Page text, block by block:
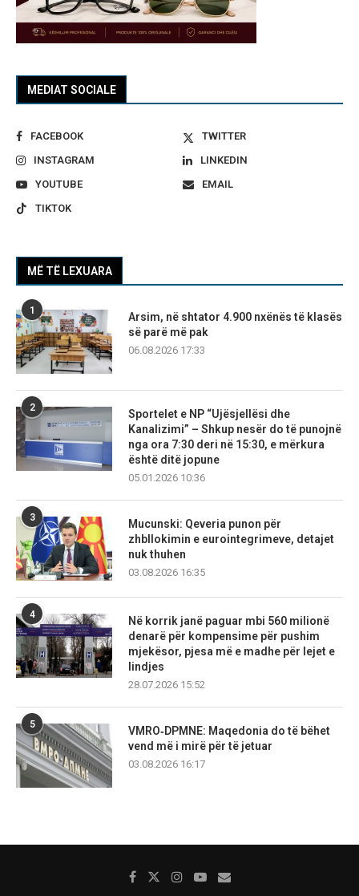
MEDIAT SOCIALE
FACEBOOK
TWITTER
INSTAGRAM
LINKEDIN
YOUTUBE
EMAIL
TIKTOK
MË TË LEXUARA
1
Arsim, në shtator 4.900 nxënës të klasës
së parë më pak
06.08.2026 17:33
2
Sportelet e NP “Ujësjellësi dhe
Kanalizimi” – Shkup nesër do të punojnë
nga ora 7:30 deri në 15:30, e mërkura
është ditë jopune
05.01.2026 10:36
3
Mucunski: Qeveria punon për
zhbllokimin e eurointegrimeve, detajet
nuk thuhen
03.08.2026 16:35
4
Në korrik janë paguar mbi 560 milionë
denarë për kompensime për pushim
mjekësor, pjesa më e madhe për lejet e
lindjes
28.07.2026 15:52
5
VMRO‑DPMNE: Maqedonia do të bëhet
vend më i mirë për të jetuar
03.08.2026 16:17